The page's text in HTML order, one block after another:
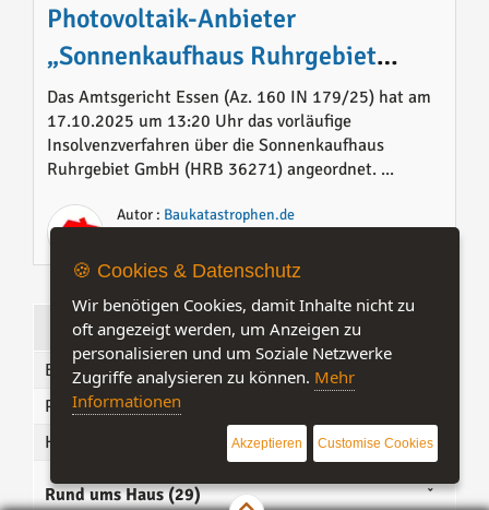
Photovoltaik-Anbieter
„Sonnenkaufhaus Ruhrgebiet
GmbH“ in vorläufiger Insolvenz
Das Amtsgericht Essen (Az. 160 IN 179/25) hat am
17.10.2025 um 13:20 Uhr das vorläufige
Insolvenzverfahren über die Sonnenkaufhaus
Ruhrgebiet GmbH (HRB 36271) angeordnet. ...
Autor : Baukatastrophen.de
Magazin
Bauwirtschaft & Politik (46)
Produktvorstellungen (5)
Handwerker (25)
Rund ums Haus (29)
🍪 Cookies & Datenschutz
Wir benötigen Cookies, damit Inhalte nicht zu
oft angezeigt werden, um Anzeigen zu
personalisieren und um Soziale Netzwerke
Zugriffe analysieren zu können. Mehr
Informationen
Akzeptieren Customise Cookies